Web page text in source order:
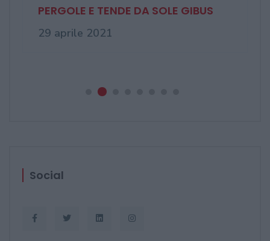
PERGOLE E TENDE DA SOLE GIBUS
29 aprile 2021
Social